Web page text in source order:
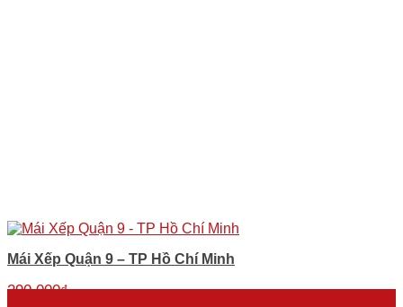
Mái Xếp Quận 9 – TP Hồ Chí Minh
290.000₫